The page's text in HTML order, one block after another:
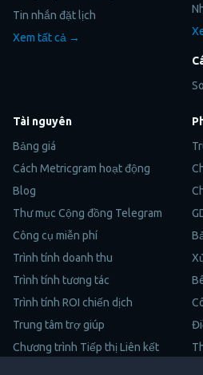
Tin nhắn đặt lịch
Xem tất cả →
Tài nguyên
Bảng giá
Cách Metricgram hoạt động
Blog
Thư mục Cộng đồng Telegram
Công cụ miễn phí
Trình tính doanh thu
Trình tính tương tác
Trình tính ROI chiến dịch
Trung tâm trợ giúp
Chương trình Tiếp thị Liên kết